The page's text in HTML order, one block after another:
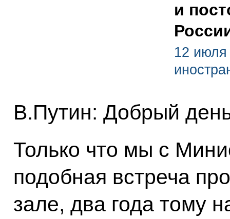
и
12 июля
В.Путин: Добрый
Только что мы с
подобная встреча
зале, два года тому